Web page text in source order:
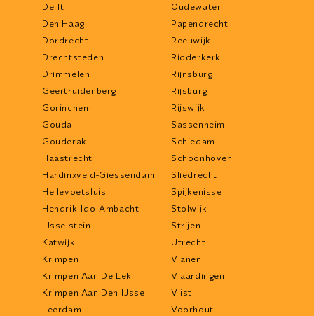
Delft
Den Haag
Dordrecht
Drechtsteden
Drimmelen
Geertruidenberg
Gorinchem
Gouda
Gouderak
Haastrecht
Hardinxveld-Giessendam
Hellevoetsluis
Hendrik-Ido-Ambacht
IJsselstein
Katwijk
Krimpen
Krimpen Aan De Lek
Krimpen Aan Den IJssel
Leerdam
Oudewater
Papendrecht
Reeuwijk
Ridderkerk
Rijnsburg
Rijsburg
Rijswijk
Sassenheim
Schiedam
Schoonhoven
Sliedrecht
Spijkenisse
Stolwijk
Strijen
Utrecht
Vianen
Vlaardingen
Vlist
Voorhout